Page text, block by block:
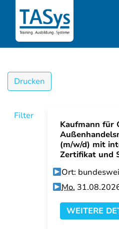
Drucken
Filter
Kaufmann für
(m/w/d) mit
Zertifikat und
Ort:
Mo.
WEITERE